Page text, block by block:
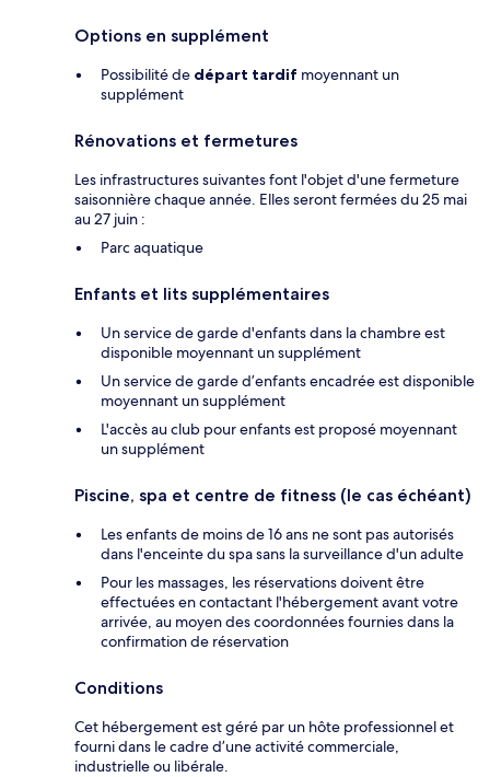
Options en supplément
Possibilité de départ tardif moyennant un
supplément
Rénovations et fermetures
Les infrastructures suivantes font l'objet d'une fermeture
saisonnière chaque année. Elles seront fermées du 25 mai
au 27 juin :
Parc aquatique
Enfants et lits supplémentaires
Un service de garde d'enfants dans la chambre est
disponible moyennant un supplément
Un service de garde d’enfants encadrée est disponible
moyennant un supplément
L'accès au club pour enfants est proposé moyennant
un supplément
Piscine, spa et centre de fitness (le cas échéant)
Les enfants de moins de 16 ans ne sont pas autorisés
dans l'enceinte du spa sans la surveillance d'un adulte
Pour les massages, les réservations doivent être
effectuées en contactant l'hébergement avant votre
arrivée, au moyen des coordonnées fournies dans la
confirmation de réservation
Conditions
Cet hébergement est géré par un hôte professionnel et
fourni dans le cadre d’une activité commerciale,
industrielle ou libérale.